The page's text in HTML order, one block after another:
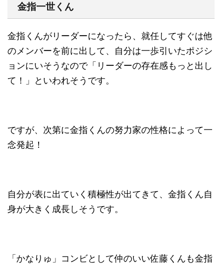
金指一世くん
金指くんがリーダーになったら、就任してすぐは他
のメンバーを前に出して、自分は一歩引いたポジシ
ョンにいそうなので「リーダーの存在感もっと出し
て！」といわれそうです。
ですが、次第に金指くんの努力家の性格によって一
念発起！
自分が表に出ていく積極性が出てきて、金指くん自
身が大きく成長しそうです。
「かなりゅ」コンビとして仲のいい佐藤くんも金指